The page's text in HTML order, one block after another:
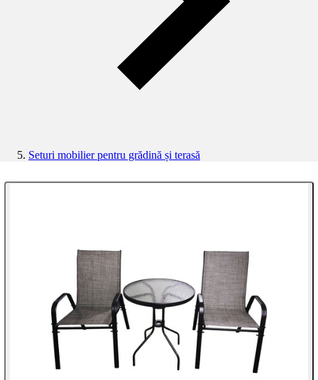
Seturi mobilier pentru grădină și terasă